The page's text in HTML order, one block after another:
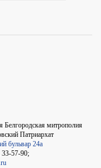
Белгородская митрополия
Патриархат
бульвар 24а
33-57-90;